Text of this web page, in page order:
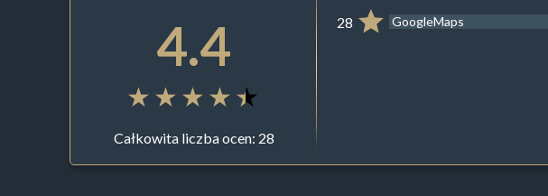
4.4
Całkowita liczba ocen: 28
28 GoogleMaps